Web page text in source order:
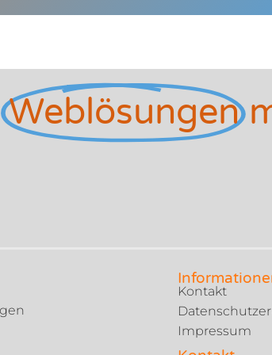
Weblösungen
Kontakt
Impressum